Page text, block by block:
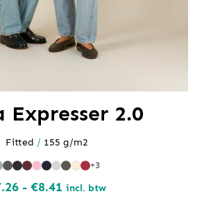
Expresser 2.0
Fitted / 155 g/m2
+3
- €8.41 Prijsklasse:
incl. btw